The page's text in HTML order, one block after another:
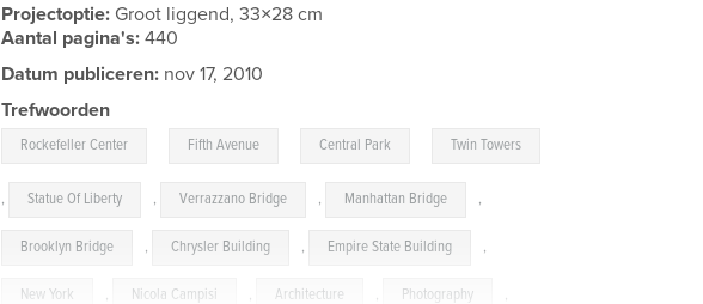
Projectoptie: Groot liggend, 33×28 cm
Aantal pagina's:440
Datum publiceren: nov 17, 2010
Trefwoorden
Rockefeller Center Fifth Avenue Central Park Twin Towers
, Statue Of Liberty , Verrazzano Bridge , Manhattan Bridge ,
Brooklyn Bridge , Chrysler Building , Empire State Building ,
New York , Nicola Campisi , Architecture , Photography ,